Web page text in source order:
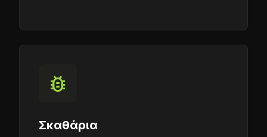
bug_report
Σκαθάρια